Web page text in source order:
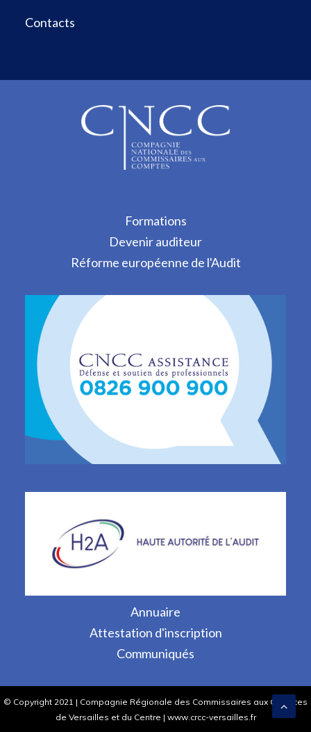
Contacts
Formations
Devenir auditeur
Réforme européenne de l'Audit
Annuaire
Attestation d'inscription
Communiqués
© Copyright 2021 | Compagnie Régionale des Commissaires aux Comptes
de Versailles et du Centre | www.crcc-versailles.fr